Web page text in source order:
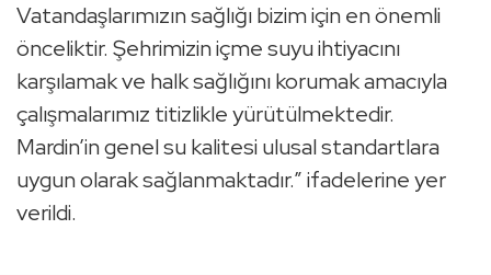
Vatandaşlarımızın sağlığı bizim için en önemli
önceliktir. Şehrimizin içme suyu ihtiyacını
karşılamak ve halk sağlığını korumak amacıyla
çalışmalarımız titizlikle yürütülmektedir.
Mardin’in genel su kalitesi ulusal standartlara
uygun olarak sağlanmaktadır.” ifadelerine yer
verildi.